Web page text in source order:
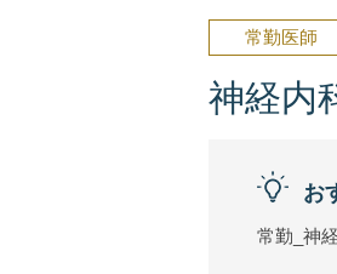
常勤医師
神経内
お
常勤_神